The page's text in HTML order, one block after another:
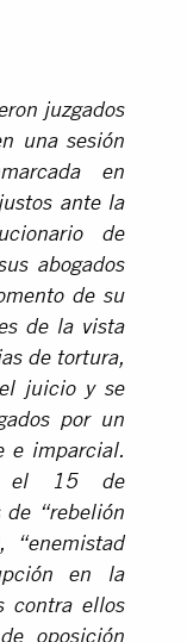
juzgados
una sesión
en
ante la
de
abogados
de su
de la vista
de tortura,
juicio y se
por un
e imparcial.
el 15 de
“rebelión
“enemistad
en la
contra ellos